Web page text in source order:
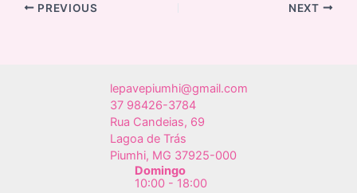
PREVIOUS NEXT
lepavepiumhi@gmail.com
37 98426-3784
Rua Candeias, 69
Lagoa de Trás
Piumhi, MG 37925-000
Domingo
10:00 - 18:00